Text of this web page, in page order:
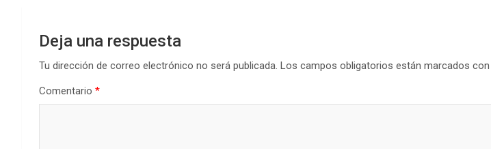
Deja una respuesta
Tu dirección de correo electrónico no será publicada. Los campos obligatorios están marcados con
Comentario *